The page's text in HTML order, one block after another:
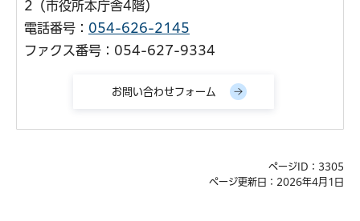
2（市役所本庁舎4階）
電話番号： 054-626-2145
ファクス番号：054-627-9334
ページID：3305
ページ更新日：2026年4月1日